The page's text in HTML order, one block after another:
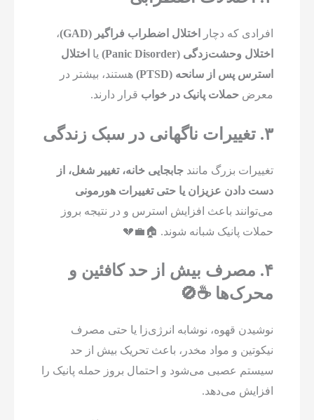
افرادی که دچار اختلال اضطراب فراگیر (GAD)
،
اختلال وحشت‌زدگی (Panic Disorder)
یا اختلال
استرس پس از سانحه (PTSD)
هستند، بیشتر در
معرضحملات پانیک در خواب قرار دارند.
۳. تغییرات ناگهانی در سبک زندگی
تغییرات بزرگ مانندجابجایی خانه، تغییر شغل، از
دست دادن عزیزان یا حتی تغییرات هورمونی
می‌توانند باعث افزایش استرس و در نتیجه بروز
حملات پانیک شبانه شوند. 🏠💼💔
۴. مصرف بیش از حد کافئین و
محرک‌ها ☕🚫
نوشیدن قهوه، نوشابه انرژی‌زا یا حتی مصرف
نیکوتین و مواد مخدر، باعث تحریک بیش از حد
سیستم عصبی می‌شود و احتمال بروز حمله پانیک را
افزایش می‌دهد.